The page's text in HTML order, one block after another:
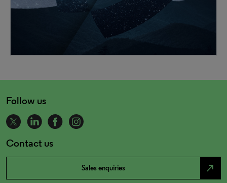
Follow us
Contact us
Sales enquiries north_east